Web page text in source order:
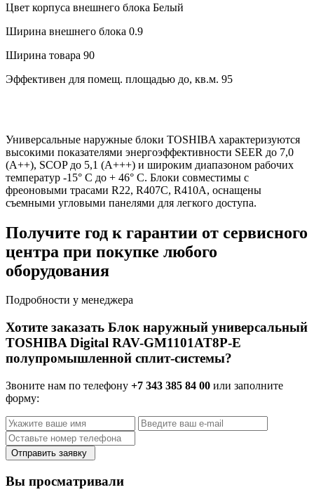
Цвет корпуса внешнего блока Белый
Ширина внешнего блока 0.9
Ширина товара 90
Эффективен для помещ. площадью до, кв.м. 95
Универсальные наружные блоки TOSHIBA характеризуются
высокими показателями энергоэффективности SEER до 7,0
(А++), SCOP до 5,1 (А+++) и широким диапазоном рабочих
температур -15° C до + 46° C. Блоки совместимы с
фреоновыми трасами R22, R407C, R410A, оснащены
съемными угловыми панелями для легкого доступа.
Получите год к гарантии от сервисного
центра при покупке любого
оборудования
Подробности у менеджера
Хотите заказать Блок наружный универсальный
TOSHIBA Digital RAV-GM1101AT8P-E
полупромышленной сплит-системы?
Звоните нам по телефону +7 343 385 84 00 или заполните
форму:
Отправить заявку
Вы просматривали